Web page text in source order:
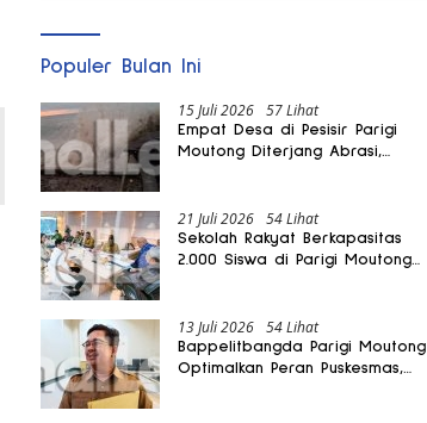
Populer Bulan Ini
15 Juli 2026 57 Lihat
Empat Desa di Pesisir Parigi
Moutong Diterjang Abrasi,
21 Juli 2026 54 Lihat
Sekolah Rakyat Berkapasitas
2.000 Siswa di Parigi Moutong
13 Juli 2026 54 Lihat
Bappelitbangda Parigi Moutong
Optimalkan Peran Puskesmas,